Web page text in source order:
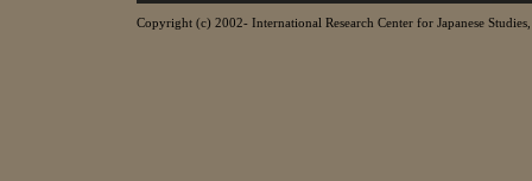
Copyright (c) 2002- International Research Center for Japanese